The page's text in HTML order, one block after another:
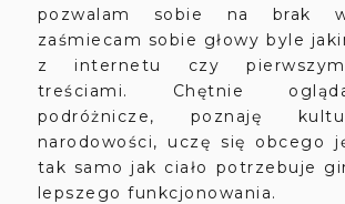
pozwalam sobie na brak
zaśmiecam sobie głowy byle
z internetu czy
treściami. Chętnie
podróżnicze, poznaję
narodowości, uczę się obcego
tak samo jak ciało potrzebuje
lepszego funkcjonowania.